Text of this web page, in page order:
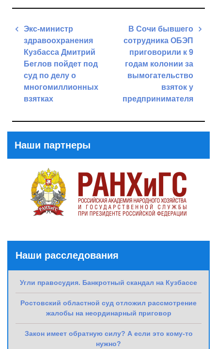
Навигация
записям
Экс-министр
здравоохранения
Кузбасса Дмитрий
Беглов пойдет под
суд по делу о
многомиллионных
взятках
В Сочи бывшего
сотрудника ОБЭП
приговорили к 9
годам колонии за
вымогательство
взяток у
предпринимателя
Наши партнеры
Наши расследования
Угли правосудия. Банкротный скандал на Кузбассе
Ростовский областной суд отложил рассмотрение
жалобы на неординарный приговор
Закон имеет обратную силу? А если это кому-то
нужно?